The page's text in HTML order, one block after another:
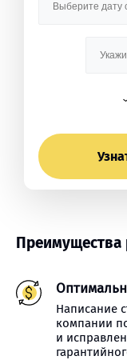
Преимущества
Написание
компании
и